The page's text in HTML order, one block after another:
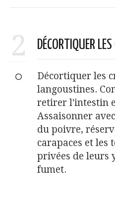
2 DÉCORTIQUER
Décortiquer les
langoustines.
retirer l'intestin
Assaisonner
du poivre,
carapaces et les
privées de leurs
fumet.